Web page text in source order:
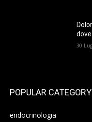
30
POPULAR CATEGORY
endocrinologia